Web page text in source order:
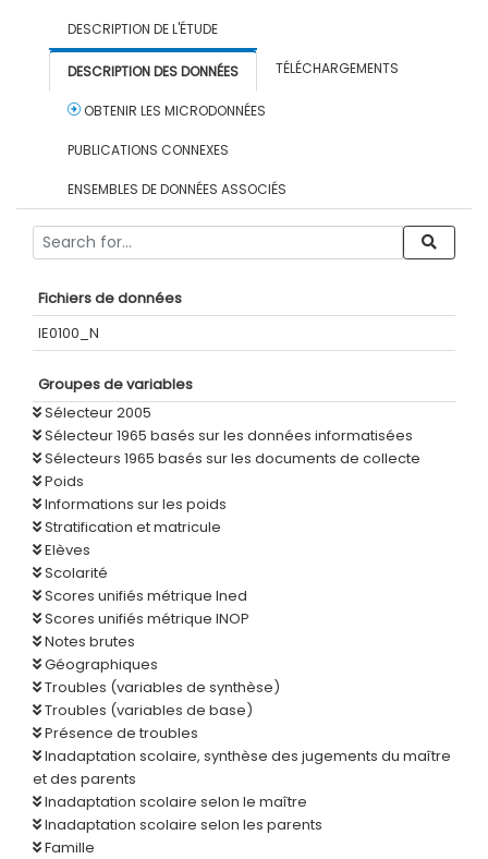
DESCRIPTION DE L'ÉTUDE
DESCRIPTION DES DONNÉES TÉLÉCHARGEMENTS
OBTENIR LES MICRODONNÉES
PUBLICATIONS CONNEXES
ENSEMBLES DE DONNÉES ASSOCIÉS
Fichiers de données
IE0100_N
Groupes de variables
Sélecteur 2005
Sélecteur 1965 basés sur les données informatisées
Sélecteurs 1965 basés sur les documents de collecte
Poids
Informations sur les poids
Stratification et matricule
Elèves
Scolarité
Scores unifiés métrique Ined
Scores unifiés métrique INOP
Notes brutes
Géographiques
Troubles (variables de synthèse)
Troubles (variables de base)
Présence de troubles
Inadaptation scolaire, synthèse des jugements du maître
et des parents
Inadaptation scolaire selon le maître
Inadaptation scolaire selon les parents
Famille